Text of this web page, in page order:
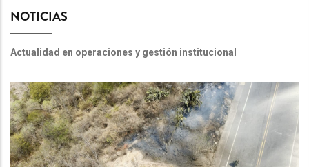
NOTICIAS
Actualidad en operaciones y gestión institucional